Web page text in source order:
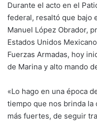
Durante el acto en el
federal, resaltó que bajo
Manuel López Obrador,
Estados Unidos
Fuerzas Armadas, hoy
de Marina y alto mando
«Lo hago en una época
tiempo que nos brinda
más fuertes, de seguir